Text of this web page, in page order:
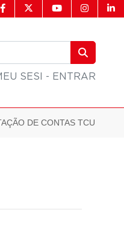
SESI - ENTRAR
DE CONTAS TCU